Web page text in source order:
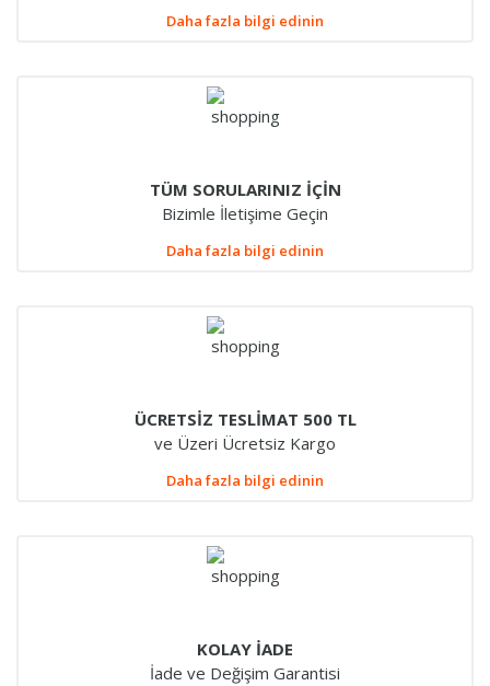
Daha fazla bilgi edinin
TÜM SORULARINIZ İÇİN
Bizimle İletişime Geçin
Daha fazla bilgi edinin
ÜCRETSİZ TESLİMAT 500 TL
ve Üzeri Ücretsiz Kargo
Daha fazla bilgi edinin
KOLAY İADE
İade ve Değişim Garantisi